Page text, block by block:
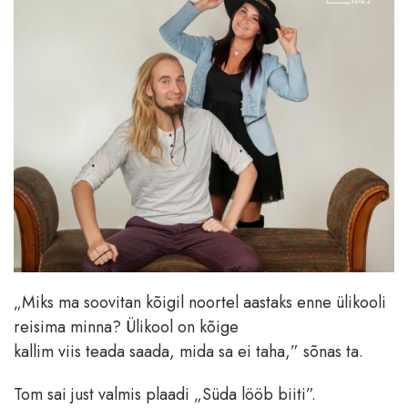
„Miks ma soovitan kõigil noortel aastaks enne ülikooli
reisima minna? Ülikool on kõige
kallim viis teada saada, mida sa ei taha,” sõnas ta.
Tom sai just valmis plaadi „Süda lööb biiti”.